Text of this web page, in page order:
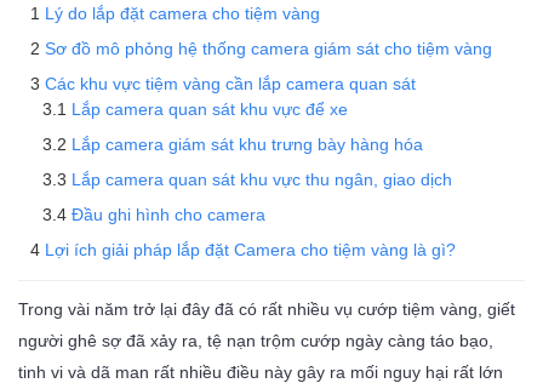
Lý do lắp đặt camera cho tiệm vàng
Sơ đồ mô phỏng hệ thống camera giám sát cho tiệm vàng
Các khu vực tiệm vàng cần lắp camera quan sát
Lắp camera quan sát khu vực để xe
Lắp camera giám sát khu trưng bày hàng hóa
Lắp camera quan sát khu vực thu ngân, giao dịch
Đầu ghi hình cho camera
Lợi ích giải pháp lắp đặt Camera cho tiệm vàng là gì?
Trong vài năm trở lại đây đã có rất nhiều vụ cướp tiệm vàng, giết
người ghê sợ đã xảy ra, tệ nạn trộm cướp ngày càng táo bạo,
tinh vi và dã man rất nhiều điều này gây ra mối nguy hại rất lớn